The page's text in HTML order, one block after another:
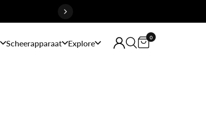
Scheerapparaat Explore
0